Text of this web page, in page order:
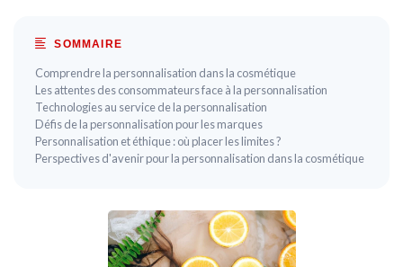
SOMMAIRE
Comprendre la personnalisation dans la cosmétique
Les attentes des consommateurs face à la personnalisation
Technologies au service de la personnalisation
Défis de la personnalisation pour les marques
Personnalisation et éthique : où placer les limites ?
Perspectives d'avenir pour la personnalisation dans la cosmétique